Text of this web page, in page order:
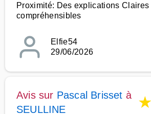
Proximité: Des explications Claires
compréhensibles
Elfie54
29/06/2026
Avis sur Pascal Brisset à
SEULLINE
★